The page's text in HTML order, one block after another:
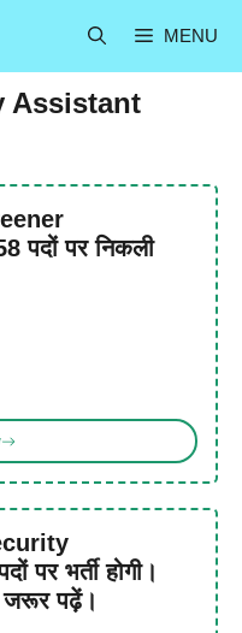
MENU
Assistant
पदों पर निकली
भर्ती होगी।
जरूर पढ़ें।